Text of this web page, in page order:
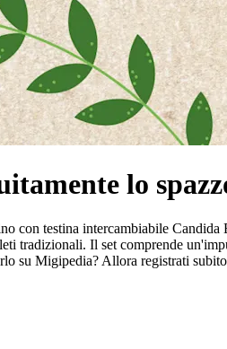
lo
con testina intercambiabile
tradizionali. Il set comprende
su Migipedia? Allora registrati